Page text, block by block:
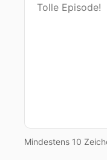
Mindestens 10